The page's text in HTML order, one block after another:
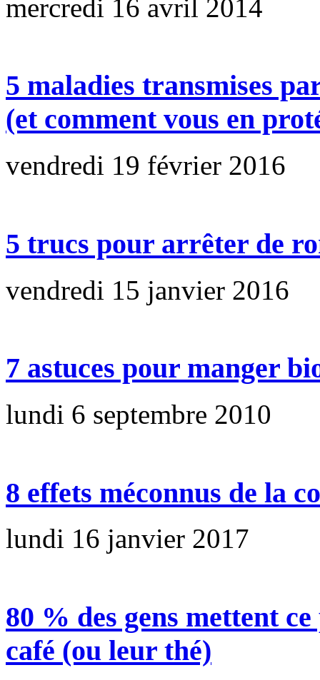
mercredi 16 avril 2014
5 maladies transmises
(et comment vous en
vendredi 19 février 2016
5 trucs pour arrêter de
vendredi 15 janvier 2016
7 astuces pour manger
lundi 6 septembre 2010
8 effets méconnus de la
lundi 16 janvier 2017
80 % des gens mettent
café (ou leur thé)